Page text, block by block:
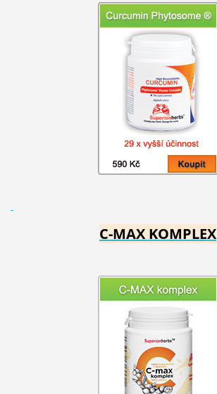
C-MAX KOMPLEX